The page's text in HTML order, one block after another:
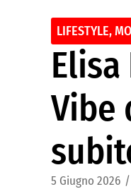
LIFESTYLE,
Vibe
5 Giugno 2026 /